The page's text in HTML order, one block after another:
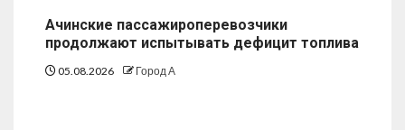
Ачинские пассажироперевозчики
продолжают испытывать дефицит топлива
05.08.2026 Город А